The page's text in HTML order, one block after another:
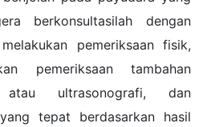
berkonsultasilah dengan
pemeriksaan fisik,
pemeriksaan tambahan
ultrasonografi, dan
tepat berdasarkan hasil